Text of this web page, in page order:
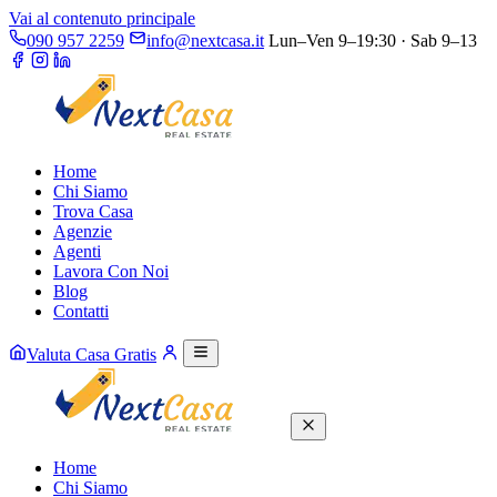
Vai al contenuto principale
090 957 2259
info@nextcasa.it Lun–Ven 9–19:30 · Sab 9–13
Home
Chi Siamo
Trova Casa
Agenzie
Agenti
Lavora Con Noi
Blog
Contatti
Valuta Casa Gratis
Home
Chi Siamo